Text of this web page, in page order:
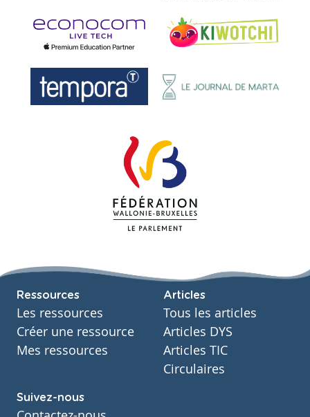
Ressources
Les ressources
Créer une ressource
Mes ressources
Articles
Tous les articles
Articles DYS
Articles TIC
Circulaires
Suivez-nous